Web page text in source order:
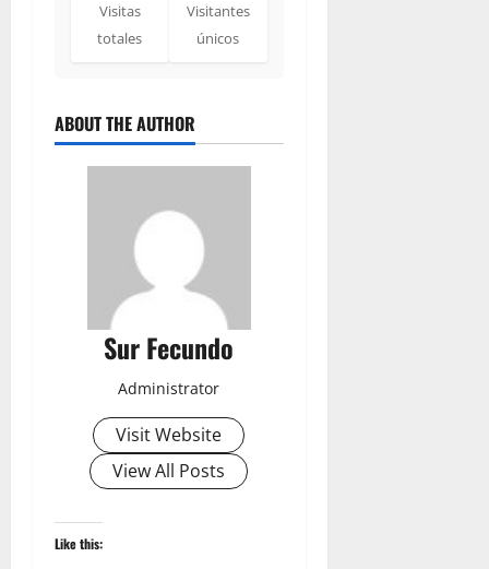
Visitas
totales
Visitantes
únicos
ABOUT THE AUTHOR
Sur Fecundo
Administrator
Visit Website
View All Posts
Like this: